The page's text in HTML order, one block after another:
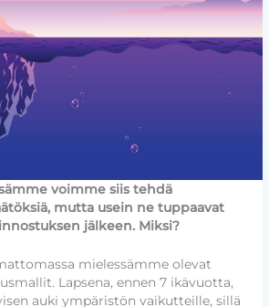
voimme siis tehdä
mutta usein ne tuppaavat
jälkeen. Miksi?
mielessämme olevat
Lapsena, ennen 7 ikävuotta,
auki ympäristön vaikutteille, sillä